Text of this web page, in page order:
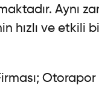
Aynı
hızlı ve etkili
Otorapor